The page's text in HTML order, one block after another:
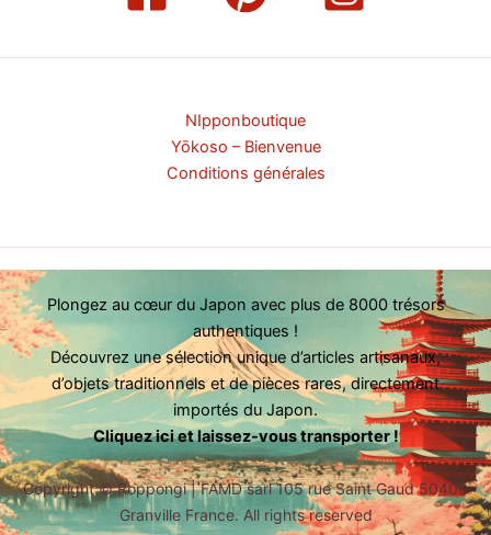
NIpponboutique
Yōkoso – Bienvenue
Conditions générales
Plongez au cœur du Japon avec plus de 8000 trésors
authentiques !
Découvrez une sélection unique d’articles artisanaux,
d’objets traditionnels et de pièces rares, directement
importés du Japon.
Cliquez ici et laissez-vous transporter !
Copyright ©Roppongi | FAMD sarl 105 rue Saint Gaud 50400
Granville France. All rights reserved